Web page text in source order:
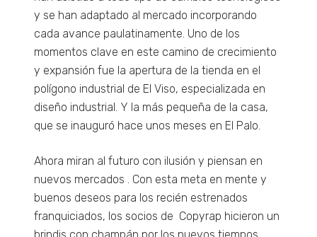
y se han adaptado al mercado incorporando
cada avance paulatinamente. Uno de los
momentos clave en este camino de crecimiento
y expansión fue la apertura de la tienda en el
polígono industrial de El Viso, especializada en
diseño industrial. Y la más pequeña de la casa,
que se inauguró hace unos meses en El Palo.
Ahora miran al futuro con ilusión y piensan en
nuevos mercados . Con esta meta en mente y
buenos deseos para los recién estrenados
franquiciados, los socios de Copyrap hicieron un
desaparecerán
de la web.
Marketing
Al compartir tus
intereses y
comportamiento
mientras visitas
aumentas la
posibilidad de
ver contenido y
ofertas
personalizados.